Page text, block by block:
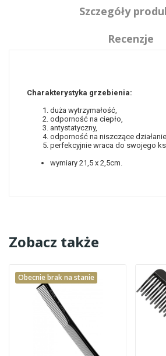
Szczegóły
Recenzje
Charakterystyka grzebienia:
duża wytrzymałość,
odporność na ciepło,
antystatyczny,
odporność na niszczące
perfekcyjnie wraca do swojego
wymiary 21,5 x 2,5cm.
Zobacz także
Obecnie brak na stanie